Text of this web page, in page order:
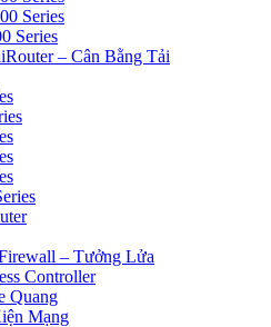
Series
Series
Router – Cân Bằng Tải
– Tưởng Lửa
Controller
Quang
Mạng